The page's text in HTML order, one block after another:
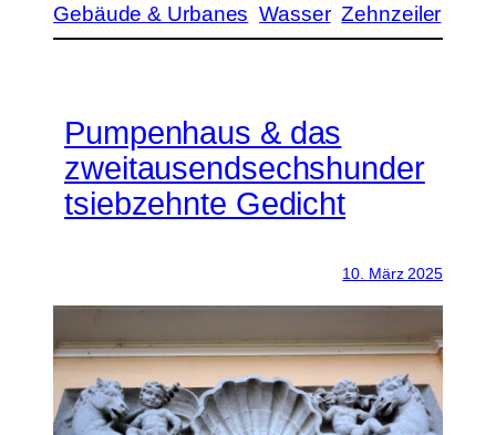
Gebäude & Urbanes Wasser Zehnzeiler
Pumpenhaus & das
zweitausendsechshunder
tsiebzehnte Gedicht
10. März 2025